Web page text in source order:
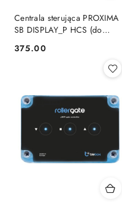
Centrala sterująca PROXIMA
SB DISPLAY_P HCS (do
radiowa Proxima 433.92MHz
Cena:
375.00